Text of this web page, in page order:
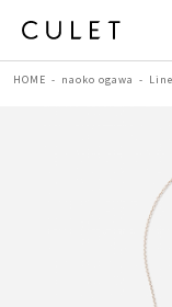
HOME naoko ogawa Line